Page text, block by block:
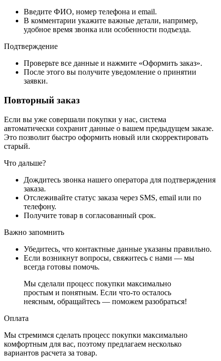
Введите ФИО, номер телефона и email.
В комментарии укажите важные детали, например,
удобное время звонка или особенности подъезда.
Подтверждение
Проверьте все данные и нажмите «Оформить заказ».
После этого вы получите уведомление о принятии
заявки.
Повторный заказ
Если вы уже совершали покупки у нас, система
автоматически сохранит данные о вашем предыдущем заказе.
Это позволит быстро оформить новый или скорректировать
старый.
Что дальше?
Дождитесь звонка нашего оператора для подтверждения
заказа.
Отслеживайте статус заказа через SMS, email или по
телефону.
Получите товар в согласованный срок.
Важно запомнить
Убедитесь, что контактные данные указаны правильно.
Если возникнут вопросы, свяжитесь с нами — мы
всегда готовы помочь.
Мы сделали процесс покупки максимально
простым и понятным. Если что-то осталось
неясным, обращайтесь — поможем разобраться!
Оплата
Мы стремимся сделать процесс покупки максимально
комфортным для вас, поэтому предлагаем несколько
вариантов расчета за товар.